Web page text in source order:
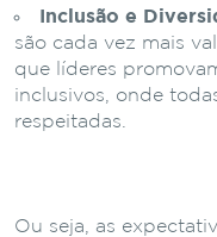
Inclusão e
são cada vez mais
que líderes
inclusivos, onde
respeitadas.
Ou seja, as